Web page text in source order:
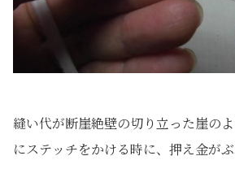
縫い代が断崖絶壁の切り立った崖の
にステッチをかける時に、押え金がぶ